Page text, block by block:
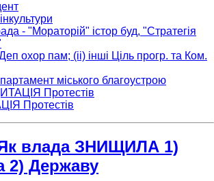
- "Мораторій" істор буд, "Стратегія
охор пам; (іі) інші Ціль прогр. та Ком.
міського благоустрою
Протестів
Протестів
влада ЗНИЩИЛА 1)
2) Державу